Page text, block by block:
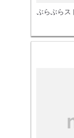
ぶらぶらス